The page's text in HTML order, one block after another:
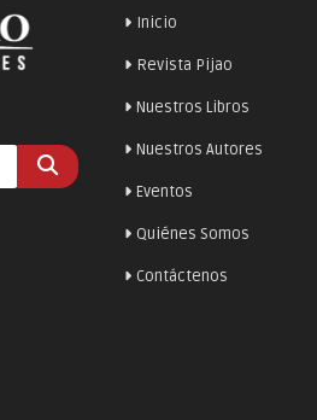
Inicio
Revista Pijao
Nuestros Libros
Nuestros Autores
Eventos
Quiénes Somos
Contáctenos